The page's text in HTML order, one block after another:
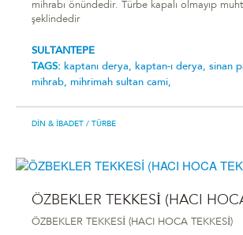
mihrabı önündedir. Türbe kapalı olmayıp
şeklindedir
SULTANTEPE
TAGS: kaptanı derya, kaptan-ı derya, sinan
mihrab, mihrimah sultan cami,
DIN & İBADET / TÜRBE
ÖZBEKLER TEKKESİ (HACI
ÖZBEKLER TEKKESİ (HACI HOCA TEKKESİ)